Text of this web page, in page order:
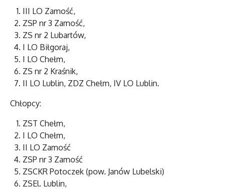
III LO Zamość,
ZSP nr 3 Zamość,
ZS nr 2 Lubartów,
I LO Biłgoraj,
I LO Chełm,
ZS nr 2 Kraśnik,
II LO Lublin, ZDZ Chełm, IV LO Lublin.
Chłopcy:
ZST Chełm,
I LO Chełm,
II LO Zamość
ZSP nr 3 Zamość
ZSCKR Potoczek (pow. Janów Lubelski)
ZSEl. Lublin,